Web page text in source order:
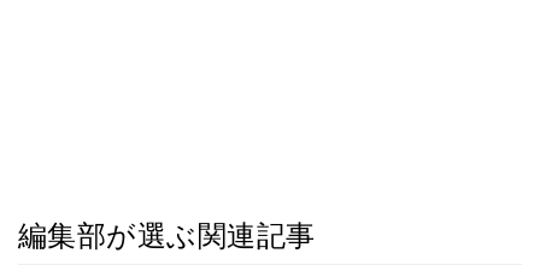
編集部が選ぶ関連記事